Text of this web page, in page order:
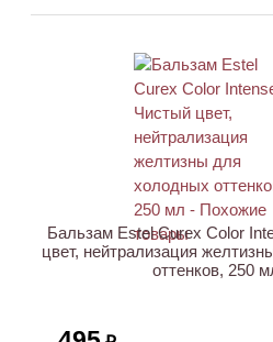
Бальзам Estel Curex Color
цвет, нейтрализация
оттенков, 250